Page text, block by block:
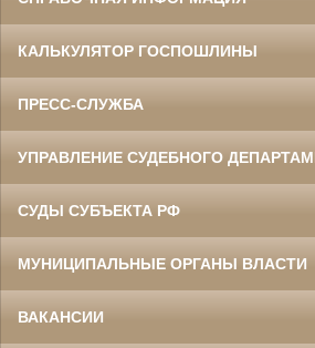
КАЛЬКУЛЯТОР ГОСПОШЛИНЫ
ПРЕСС-СЛУЖБА
УПРАВЛЕНИЕ СУДЕБНОГО
СУДЫ СУБЪЕКТА РФ
МУНИЦИПАЛЬНЫЕ ОРГАНЫ ВЛАСТИ
ВАКАНСИИ